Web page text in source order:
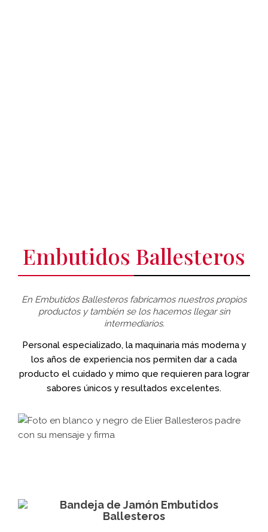
Embutidos Ballesteros
En Embutidos Ballesteros fabricamos nuestros propios
productos y también se los hacemos llegar sin
intermediarios.
Personal especializado, la maquinaria más moderna y
los años de experiencia nos permiten dar a cada
producto el cuidado y mimo que requieren para lograr
sabores únicos y resultados excelentes.